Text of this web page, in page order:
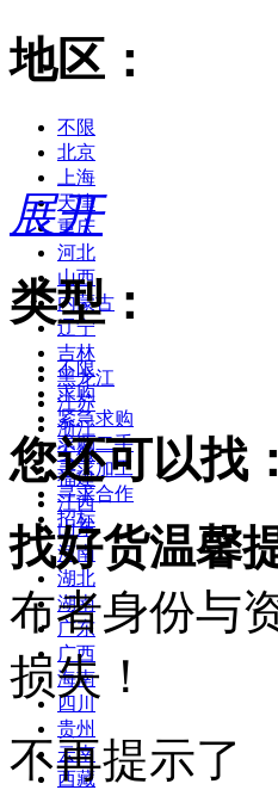
地区：
不限
北京
上海
天津
重庆
河北
山西
内蒙古
辽宁
吉林
黑龙江
江苏
浙江
安徽
福建
江西
山东
河南
湖北
湖南
广东
广西
海南
四川
贵州
云南
西藏
展开
类型：
不限
求购
紧急求购
求购二手
寻求加工
寻求合作
招标
您还可以找：
找好货温馨
布者身份与
损失！
不再提示了